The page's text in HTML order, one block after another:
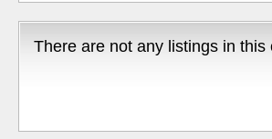
There are not any listings in this